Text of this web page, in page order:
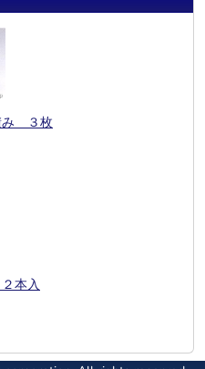
み ３枚
本入